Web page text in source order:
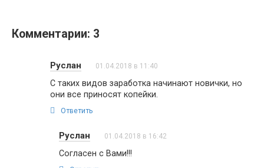
Комментарии: 3
Руслан 01.04.2018 в 11:40
С таких видов заработка начинают новички, но
они все приносят копейки.
Ответить
Руслан 01.04.2018 в 16:42
Согласен с Вами!!!